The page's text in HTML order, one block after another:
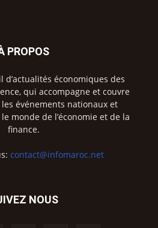
PROPOS
d’actualités économiques des
qui accompagne et couvre
événements nationaux et
monde de l’économie et de la
finance.
contact@infomaroc.net
NOUS